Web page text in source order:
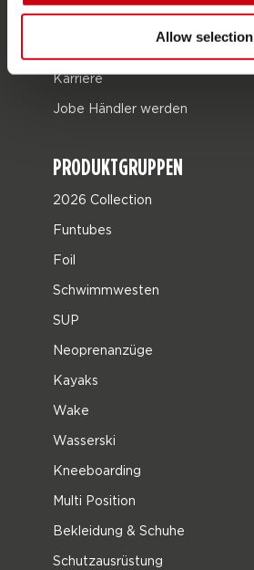
Allow selection
JOBE SPORTS
Karriere
Jobe Händler werden
PRODUKTGRUPPEN
2026 Collection
Funtubes
Foil
Schwimmwesten
SUP
Neoprenanzüge
Kayaks
Wake
Wasserski
Kneeboarding
Multi Position
Bekleidung & Schuhe
Schutzausrüstung